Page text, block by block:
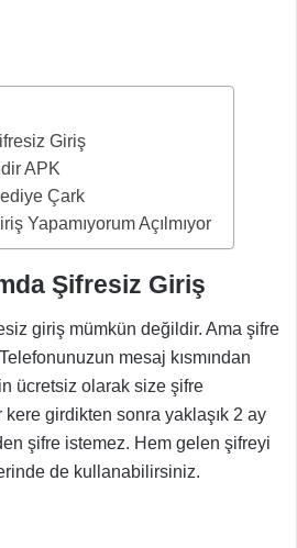
Giriş
APK
Çark
Yapamıyorum Açılmıyor
Şifresiz Giriş
giriş mümkün değildir. Ama şifre
mesaj kısmından
ücretsiz olarak size şifre
girdikten sonra yaklaşık 2 ay
şifre istemez. Hem gelen şifreyi
de kullanabilirsiniz.